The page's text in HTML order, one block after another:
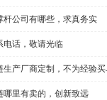
杆公司有哪些，求真务实
电话，敬请光临
生产厂商定制，不为经验
哪里有卖的，创新致远